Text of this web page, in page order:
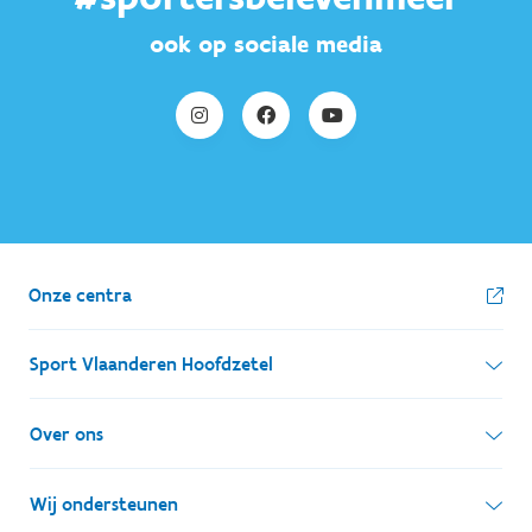
ook op sociale media
Onze centra
Sport Vlaanderen Hoofdzetel
Simon Bolivarlaan 17
1000 Brussel
Ondernemingsnummer: BE 0248.142.826
Over ons
Wie zijn we, wat doen we
Wij ondersteunen